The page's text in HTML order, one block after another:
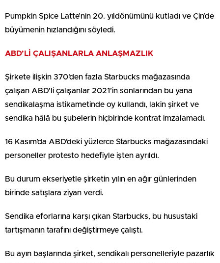
Pumpkin Spice Latte’nin 20. yıldönümünü kutladı ve Çin’de
büyümenin hızlandığını söyledi.
ABD’Lİ ÇALIŞANLARLA ANLAŞMAZLIK
Şirkete ilişkin 370’den fazla Starbucks mağazasında
çalışan ABD’li çalışanlar 2021’in sonlarından bu yana
sendikalaşma istikametinde oy kullandı, lakin şirket ve
sendika hâlâ bu şubelerin hiçbirinde kontrat imzalamadı.
16 Kasım’da ABD’deki yüzlerce Starbucks mağazasındaki
personeller protesto hedefiyle işten ayrıldı.
Bu durum ekseriyetle şirketin yılın en ağır günlerinden
birinde satışlara ziyan verdi.
Sendika eforlarına karşı çıkan Starbucks, bu husustaki
tartışmanın tarafını değiştirmeye çalıştı.
Bu ayın başlarında şirket, sendikalı personelleriyle pazarlık